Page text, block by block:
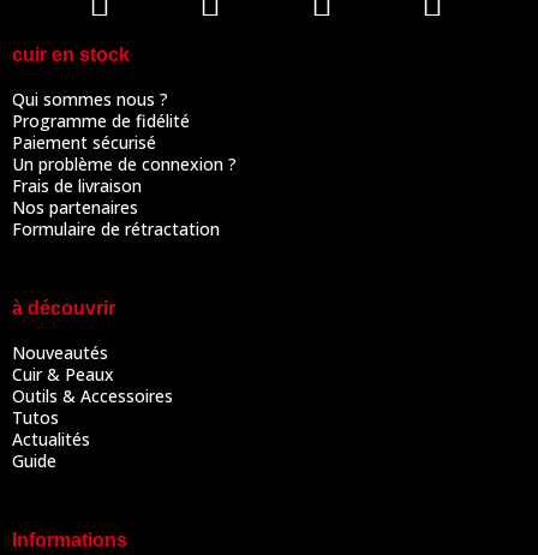
cuir en stock
Qui sommes nous ?
Programme de fidélité
Paiement sécurisé
Un problème de connexion ?
Frais de livraison
Nos partenaires
Formulaire de rétractation
à découvrir
Nouveautés
Cuir & Peaux
Outils & Accessoires
Tutos
Actualités
Guide
Informations